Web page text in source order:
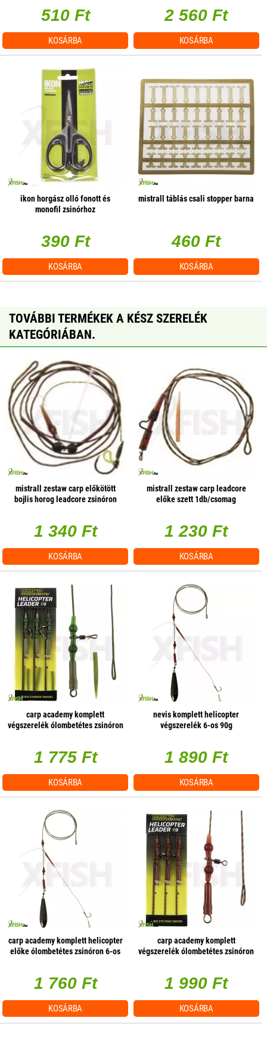
510 Ft
KOSÁRBA
2 560 Ft
KOSÁRBA
ikon horgász olló fonott és
monofil zsinórhoz
390 Ft
KOSÁRBA
mistrall táblás csali stopper barna
460 Ft
KOSÁRBA
TOVÁBBI TERMÉKEK A KÉSZ SZERELÉK
KATEGÓRIÁBAN.
mistrall zestaw carp előkötött
bojlis horog leadcore zsinóron
1 340 Ft
KOSÁRBA
mistrall zestaw carp leadcore
előke szett 1db/csomag
1 230 Ft
KOSÁRBA
carp academy komplett
végszerelék ólombetétes zsinóron
1 775 Ft
KOSÁRBA
nevis komplett helicopter
végszerelék 6-os 90g
1 890 Ft
KOSÁRBA
carp academy komplett helicopter
előke ólombetétes zsinóron 6-os
1 760 Ft
KOSÁRBA
carp academy komplett
végszerelék ólombetétes zsinóron
1 990 Ft
KOSÁRBA